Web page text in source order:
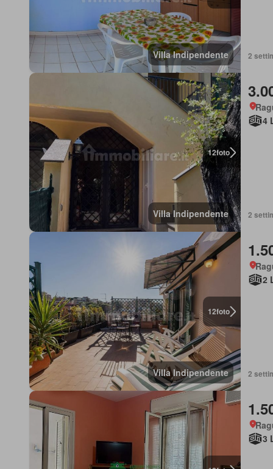
Villa Indipendente 2
12foto
Villa Indipendente
4
2
12foto
Villa Indipendente
2
2
3